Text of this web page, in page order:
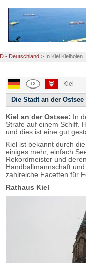
D - Deutschland > In Kiel Kielholen
Kiel
Die Stadt an der
Kiel an der Ostsee: In
Strafe auf einem Schiff.
und dies ist eine gut
Kiel ist bekannt durch
einiges mehr, einfach
Rekordmeister und
Handballmannschaft
zahlreiche Facetten für
Rathaus Kiel